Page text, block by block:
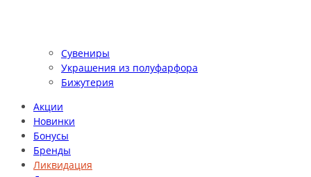
Сувениры
Украшения из полуфарфора
Бижутерия
Акции
Новинки
Бонусы
Бренды
Ликвидация